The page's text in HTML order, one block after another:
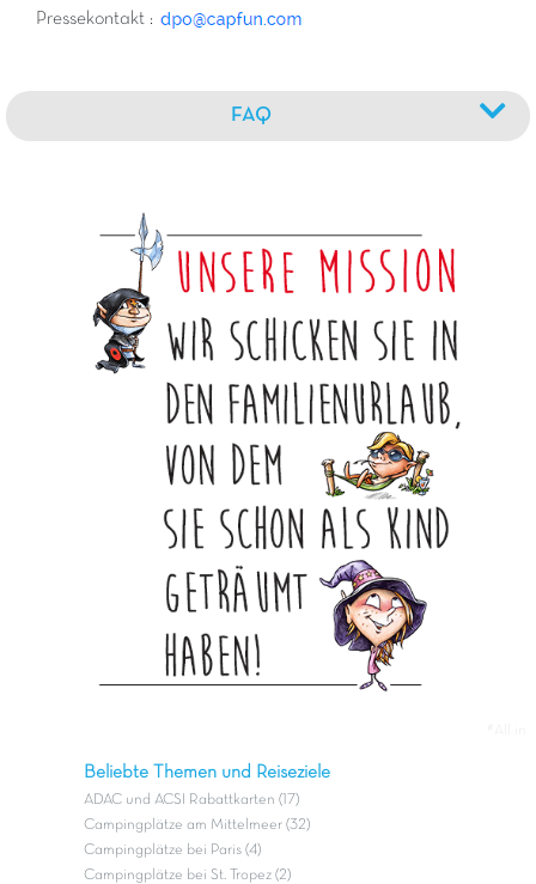
Pressekontakt :
FAQ
Beliebte Themen und Reiseziele
ADAC und ACSI Rabattkarten (17)
Campingplätze am Mittelmeer (32)
Campingplätze bei Paris (4)
Campingplätze bei St. Tropez (2)